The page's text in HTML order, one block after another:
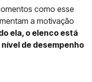
como esse
a motivação
ela, o elenco está
de desempenho